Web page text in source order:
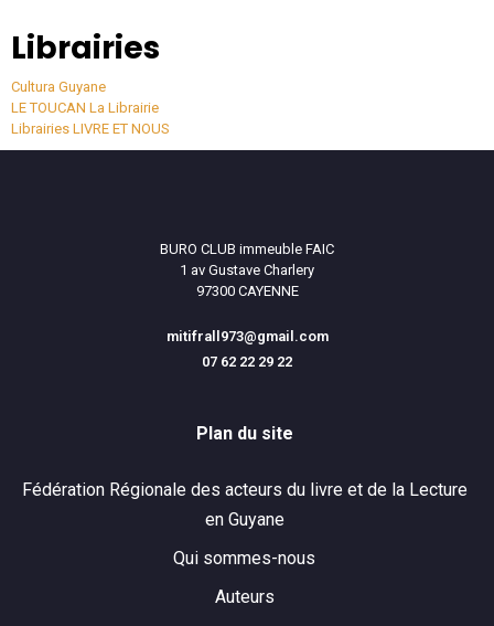
Librairies
Cultura Guyane
LE TOUCAN La Librairie
Librairies LIVRE ET NOUS
BURO CLUB immeuble FAIC
1 av Gustave Charlery
97300 CAYENNE
mitifrall973@gmail.com
07 62 22 29 22
Plan du site
Fédération Régionale des acteurs du livre et de la Lecture
en Guyane
Qui sommes-nous
Auteurs